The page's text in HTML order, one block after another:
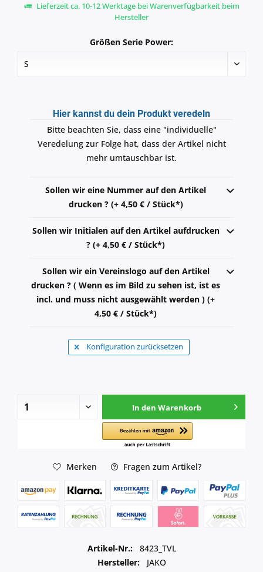
Lieferzeit ca. 10-12 Werktage bei Warenverfügbarkeit beim
Hersteller
Größen Serie Power:
Hier kannst du dein Produkt veredeln
Bitte beachten Sie, dass eine "individuelle"
Veredelung zur Folge hat, dass der Artikel nicht
mehr umtauschbar ist.
Sollen wir eine Nummer auf den Artikel
drucken ? (+ 4,50 € / Stück*)
Sollen wir Initialen auf den Artikel aufdrucken
? (+ 4,50 € / Stück*)
Sollen wir ein Vereinslogo auf den Artikel
drucken ? ( Wenn es im Bild zu sehen ist, ist es
incl. und muss nicht ausgewählt werden ) (+
4,50 € / Stück*)
Konfiguration zurücksetzen
In den Warenkorb
Merken Fragen zum Artikel?
Artikel-Nr.:
8423_TVL
Hersteller:
JAKO